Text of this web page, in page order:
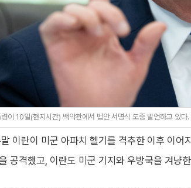
이 10일(현지시간) 백악관에서 법안 서명식 도중 발언하고 있다
이란이 미군 아파치 헬기를 격추한 이후 이
공격했고, 이란도 미군 기지와 우방국을 겨냥